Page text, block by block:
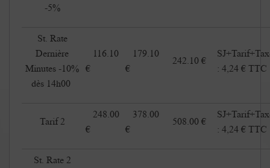
-5%
St. Rate
Dernière
Minutes -10%
dès 14h00
116.10
€
179.10
€
242.10 €
: 4,24 € TTC
Tarif 2
248.00
€
378.00
€
508.00 €
: 4,24 € TTC
St. Rate 2